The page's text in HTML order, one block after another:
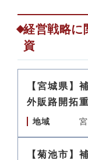
経営戦略に
資
【宮城県】
外販路開拓
地域
【菊池市】